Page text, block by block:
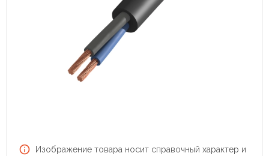
Изображение товара носит справочный характер и